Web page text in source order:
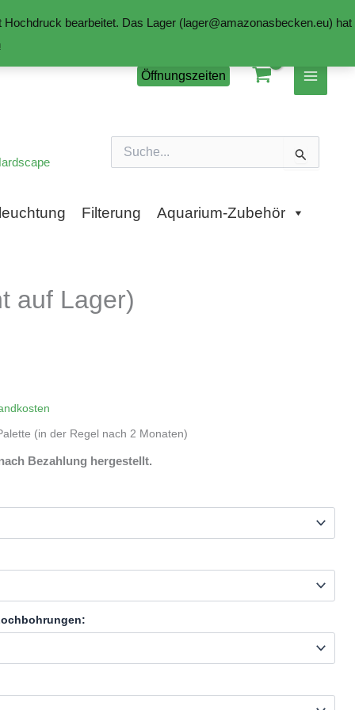
bearbeitet. Das Lager (lager@amazonasbecken.eu) hat
Öffnungszeiten
nach:
Filterung
Aquarium-Zubehör
auf Lager)
(in der Regel nach 2 Monaten)
Bezahlung hergestellt.